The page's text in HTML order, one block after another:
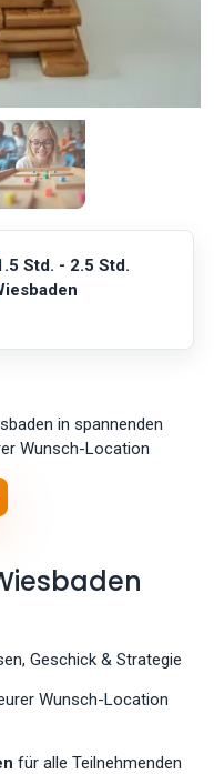
Std. - 2.5 Std.
in spannenden
Wunsch-Location
Geschick & Strategie
Wunsch-Location
für alle Teilnehmenden